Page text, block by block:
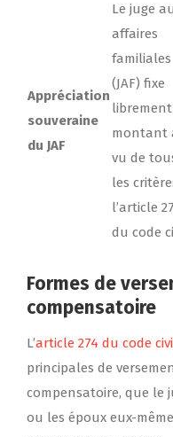
Appréciation
souveraine
du JAF
Le juge
affaires
familiales
(JAF) fixe
montant
vu de
les
l’article
du code
Formes de
compensatoire
L’article 274 du code
principales de
compensatoire, que le
ou les époux eux-